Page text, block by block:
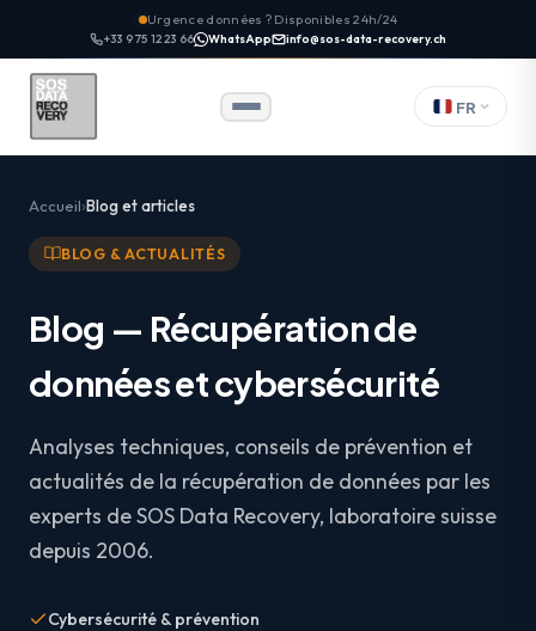
Urgence données ? Disponibles 24h/24
+33 9 75 12 23 66 WhatsApp info@sos-data-recovery.ch
FR
Accueil Blog et articles
BLOG & ACTUALITÉS
Blog — Récupération de
données et cybersécurité
Analyses techniques, conseils de prévention et
actualités de la récupération de données par les
experts de SOS Data Recovery, laboratoire suisse
depuis 2006.
Cybersécurité & prévention